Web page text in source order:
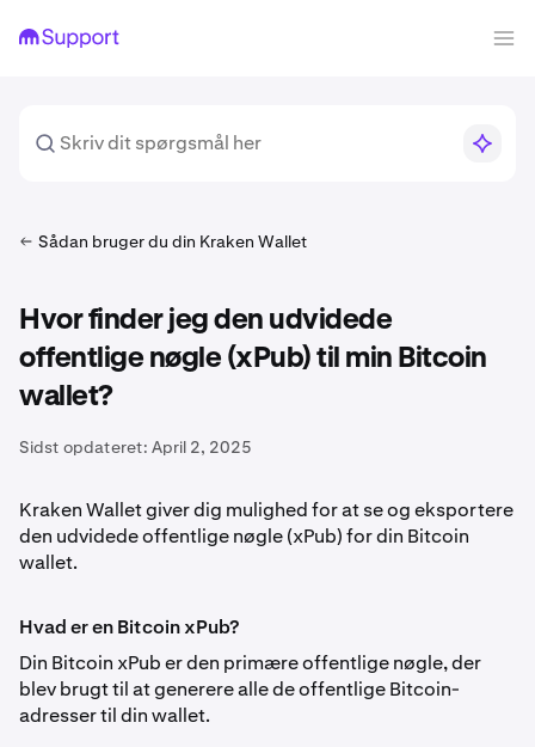
Sådan bruger du din Kraken Wallet
Hvor finder jeg den udvidede
offentlige nøgle (xPub) til min Bitcoin
wallet?
Sidst opdateret: April 2, 2025
Kraken Wallet giver dig mulighed for at se og eksportere
den udvidede offentlige nøgle (xPub) for din Bitcoin
wallet.
Hvad er en Bitcoin xPub?
Din Bitcoin xPub er den primære offentlige nøgle, der
blev brugt til at generere alle de offentlige Bitcoin-
adresser til din wallet.